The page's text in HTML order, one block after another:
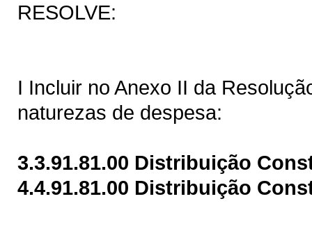
RESOLVE:
I Incluir no Anexo II da
naturezas de despesa:
3.3.91.81.00 Distribuição
4.4.91.81.00 Distribuição